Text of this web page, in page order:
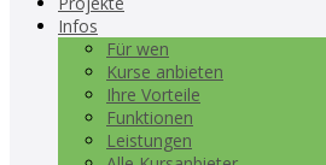
Infos
Für wen
Kurse anbieten
Ihre Vorteile
Funktionen
Leistungen